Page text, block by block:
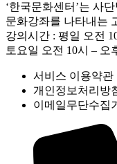
‘한국문화센터’는 사
문화강좌를 나타내는
강의시간 : 평일 오전
토요일 오전 10시 – 오
서비스 이용약관
개인정보처리방
이메일무단수집